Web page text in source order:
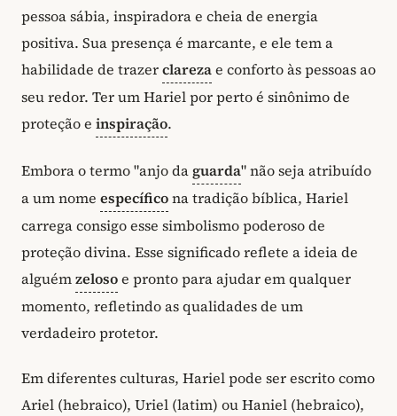
pessoa sábia, inspiradora e cheia de energia
positiva. Sua presença é marcante, e ele tem a
habilidade de trazerclarezae conforto às pessoas ao
seu redor. Ter um Hariel por perto é sinônimo de
proteção e inspiração.
Embora o termo "anjo daguarda" não seja atribuído
a um nome específicona tradição bíblica, Hariel
carrega consigo esse simbolismo poderoso de
proteção divina. Esse significado reflete a ideia de
alguémzelosoe pronto para ajudar em qualquer
momento, refletindo as qualidades de um
verdadeiro protetor.
Em diferentes culturas, Hariel pode ser escrito como
Ariel (hebraico), Uriel (latim) ou Haniel (hebraico),